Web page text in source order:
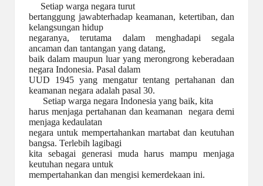
Setiap warga negara turut
bertanggung jawabterhadap keamanan, ketertiban, dan
kelangsungan hidup
negaranya, terutama dalam menghadapi segala
ancaman dan tantangan yang datang,
baik dalam maupun luar yang merongrong keberadaan
negara Indonesia. Pasal dalam
UUD 1945 yang mengatur tentang pertahanan dan
keamanan negara adalah pasal 30.
Setiap warga negara Indonesia yang baik, kita
harus menjaga pertahanan dan keamanan negara demi
menjaga kedaulatan
negara untuk mempertahankan martabat dan keutuhan
bangsa. Terlebih lagibagi
kita sebagai generasi muda harus mampu menjaga
keutuhan negara untuk
mempertahankan dan mengisi kemerdekaan ini.